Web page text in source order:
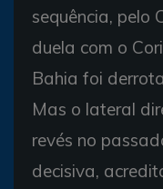
sequência, pelo
duela com o
Bahia foi
Mas o lateral
revés no
decisiva,